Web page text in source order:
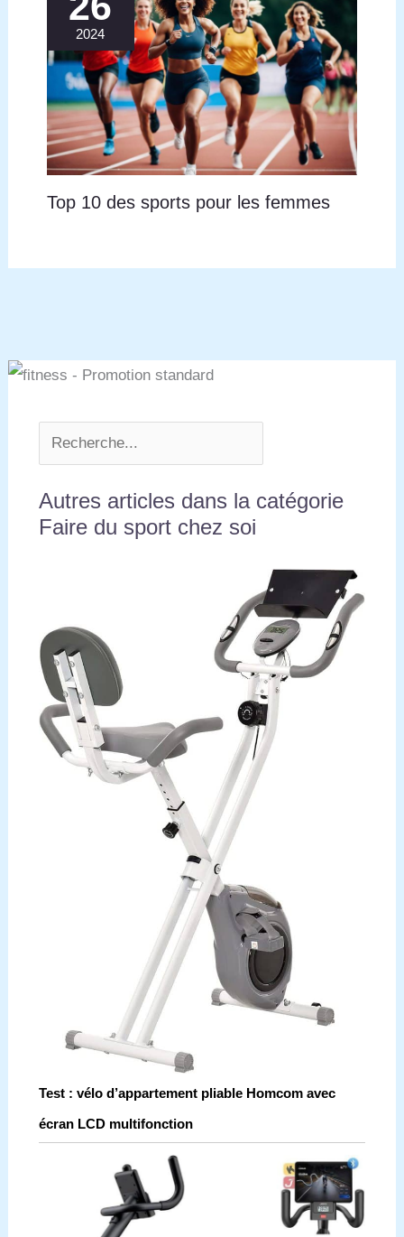
2024
Top 10 des sports pour les femmes
Autres articles dans la catégorie
Faire du sport chez soi
Test : vélo d’appartement pliable Homcom avec
écran LCD multifonction